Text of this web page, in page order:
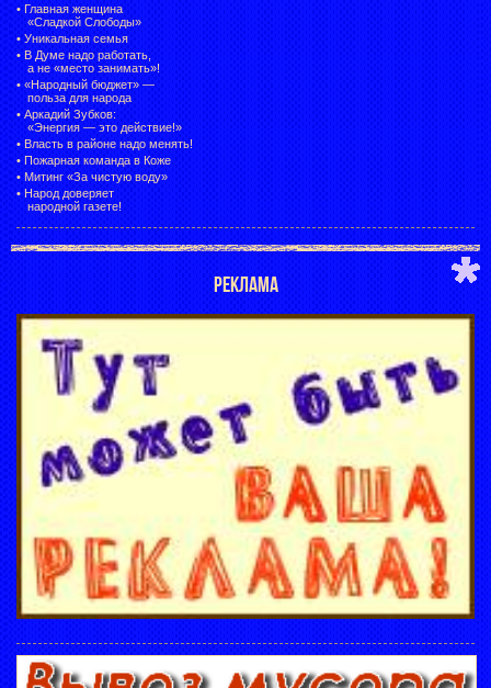
• Главная женщина
«Сладкой Слободы»
• Уникальная семья
• В Думе надо работать,
а не «место занимать»!
• «Народный бюджет» —
польза для народа
• Аркадий Зубков:
«Энергия — это действие!»
• Власть в районе надо менять!
• Пожарная команда в Коже
• Митинг «За чистую воду»
• Народ доверяет
народной газете!
РЕКЛАМА